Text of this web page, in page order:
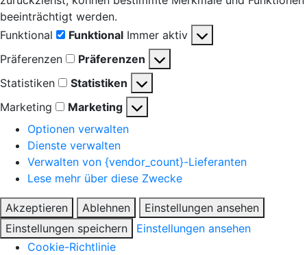
beeinträchtigt werden.
Funktional
Funktional Immer aktiv
Präferenzen
Präferenzen
Statistiken
Statistiken
Marketing
Marketing
Optionen verwalten
Dienste verwalten
Verwalten von {vendor_count}-Lieferanten
Lese mehr über diese Zwecke
Akzeptieren Ablehnen
Einstellungen ansehen
Einstellungen speichern
Einstellungen ansehen
Cookie-Richtlinie